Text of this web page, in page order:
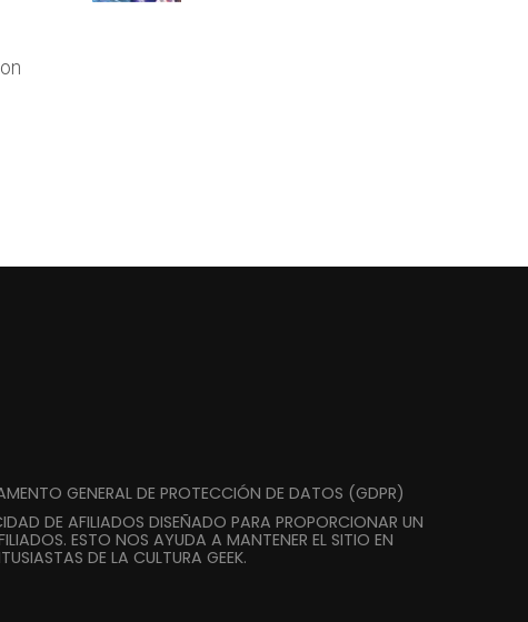
GENERAL DE PROTECCIÓN DE DATOS (GDPR)
DE AFILIADOS DISEÑADO PARA PROPORCIONAR UN
ESTO NOS AYUDA A MANTENER EL SITIO EN
DE LA CULTURA GEEK.